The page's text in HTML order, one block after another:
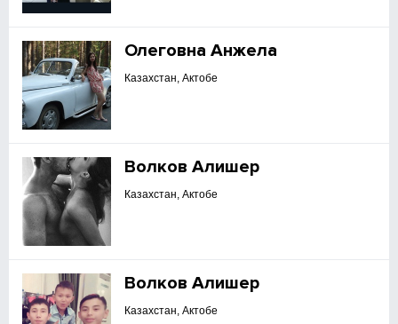
Олеговна Анжела
Казахстан, Актобе
Волков Алишер
Казахстан, Актобе
Волков Алишер
Казахстан, Актобе